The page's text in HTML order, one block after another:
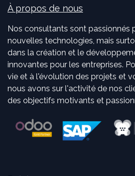
À propos de nous
Nos consultants sont passionnés
nouvelles technologies, mais
dans la création et le
innovantes pour les entreprises.
vie et à l'évolution des projets et
nous avons sur l'activité de nos
des objectifs motivants et